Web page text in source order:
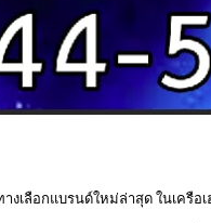
เลือกแบรนด์ใหม่ล่าสุด ในเครือเ